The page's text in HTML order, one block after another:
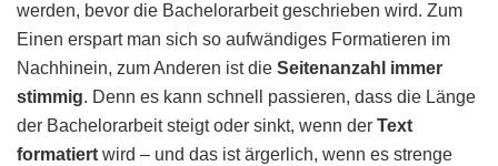
werden, bevor die Bachelorarbeit geschrieben wird. Zum
Einen erspart man sich so aufwändiges Formatieren im
Nachhinein, zum Anderen ist die Seitenanzahl immer
stimmig. Denn es kann schnell passieren, dass die Länge
der Bachelorarbeit steigt oder sinkt, wenn der Text
formatiert wird – und das ist ärgerlich, wenn es strenge